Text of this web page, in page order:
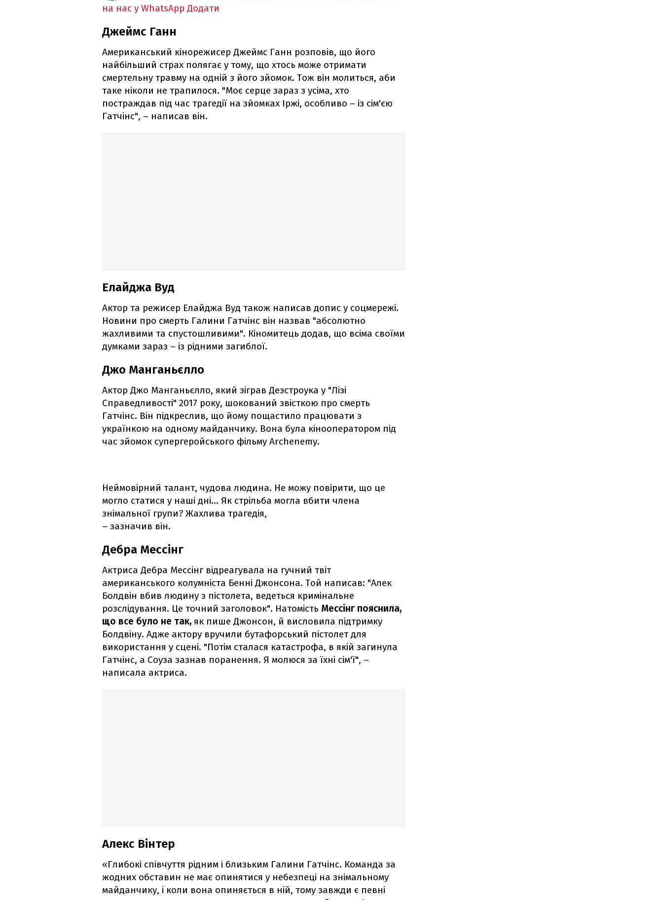
на нас у WhatsApp Додати
Джеймс Ганн
Американський кінорежисер Джеймс Ганн розповів, що його
найбільший страх полягає у тому, що хтось може отримати
смертельну травму на одній з його зйомок. Тож він молиться, аби
таке ніколи не трапилося. "Моє серце зараз з усіма, хто
постраждав під час трагедії на зйомках Іржі, особливо – із сім'єю
Гатчінс", – написав він.
Елайджа Вуд
Актор та режисер Елайджа Вуд також написав допис у соцмережі.
Новини про смерть Галини Гатчінс він назвав "абсолютно
жахливими та спустошливими". Кіномитець додав, що всіма своїми
думками зараз – із рідними загиблої.
Джо Манганьєлло
Актор Джо Манганьєлло, який зіграв Дезстроука у "Лізі
Справедливості" 2017 року, шокований звісткою про смерть
Гатчінс. Він підкреслив, що йому пощастило працювати з
українкою на одному майданчику. Вона була кінооператором під
час зйомок супергеройського фільму Archenemy.
Неймовірний талант, чудова людина. Не можу повірити, що це
могло статися у наші дні… Як стрільба могла вбити члена
знімальної групи? Жахлива трагедія,
– зазначив він.
Дебра Мессінг
Актриса Дебра Мессінг відреагувала на гучний твіт
американського колумніста Бенні Джонсона. Той написав: "Алек
Болдвін вбив людину з пістолета, ведеться кримінальне
розслідування. Це точний заголовок". Натомість Мессінг пояснила,
що все було не так, як пише Джонсон, й висловила підтримку
Болдвіну. Адже актору вручили бутафорський пістолет для
використання у сцені. "Потім сталася катастрофа, в якій загинула
Гатчінс, а Соуза зазнав поранення. Я молюся за їхні сім'ї", –
написала актриса.
Алекс Вінтер
«Глибокі співчуття рідним і близьким Галини Гатчінс. Команда за
жодних обставин не має опинятися у небезпеці на знімальному
майданчику, і коли вона опиняється в ній, тому завжди є певні